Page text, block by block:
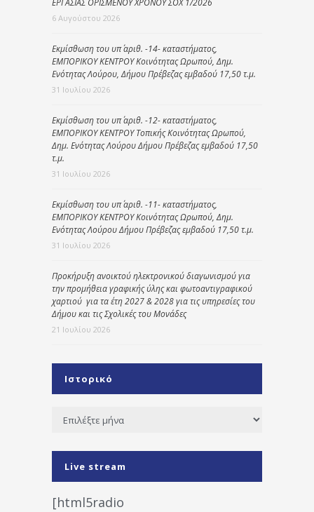
6 Αυγούστου 2026
Εκμίσθωση του υπ΄ αριθ. -14- καταστήματος,
ΕΜΠΟΡΙΚΟΥ ΚΕΝΤΡΟΥ Κοινότητας Ωρωπού, Δημ.
Ενότητας Λούρου, Δήμου Πρέβεζας εμβαδού 17,50 τ.μ.
31 Ιουλίου 2026
Εκμίσθωση του υπ΄ αριθ. -12- καταστήματος,
ΕΜΠΟΡΙΚΟΥ ΚΕΝΤΡΟΥ Τοπικής Κοινότητας Ωρωπού,
Δημ. Ενότητας Λούρου Δήμου Πρέβεζας εμβαδού 17,50
τ.μ.
31 Ιουλίου 2026
Εκμίσθωση του υπ΄ αριθ. -11- καταστήματος,
ΕΜΠΟΡΙΚΟΥ ΚΕΝΤΡΟΥ Κοινότητας Ωρωπού, Δημ.
Ενότητας Λούρου Δήμου Πρέβεζας εμβαδού 17,50 τ.μ.
31 Ιουλίου 2026
Προκήρυξη ανοικτού ηλεκτρονικού διαγωνισμού για
την προμήθεια γραφικής ύλης και φωτοαντιγραφικού
χαρτιού για τα έτη 2027 & 2028 για τις υπηρεσίες του
Δήμου και τις Σχολικές του Μονάδες
21 Ιουλίου 2026
Ιστορικό
Ιστορικό
Live stream
[html5radio